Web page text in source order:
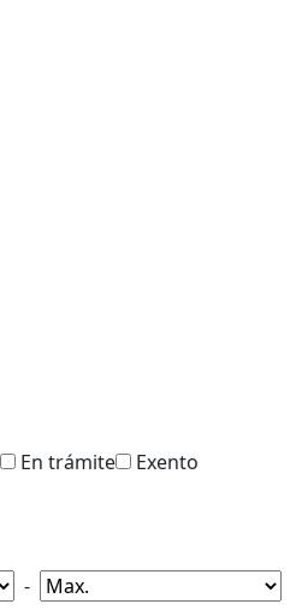
En trámite
Exento
-